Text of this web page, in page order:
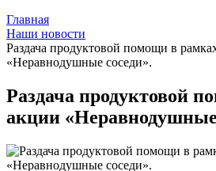
Главная
Наши новости
Раздача продуктовой помощи в
«Неравнодушные соседи».
Раздача продуктовой
акции «Неравнодушные